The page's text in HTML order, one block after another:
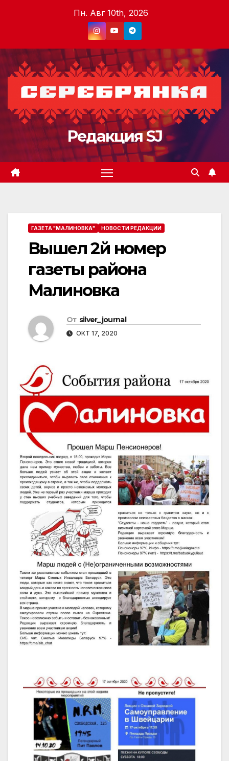
Пн. Авг 10th, 2026
Редакция SJ
ГАЗЕТА "МАЛИНОВКА" НОВОСТИ РЕДАКЦИИ
Вышел 2й номер
газеты района
Малиновка
От silver_journal
ОКТ 17, 2020